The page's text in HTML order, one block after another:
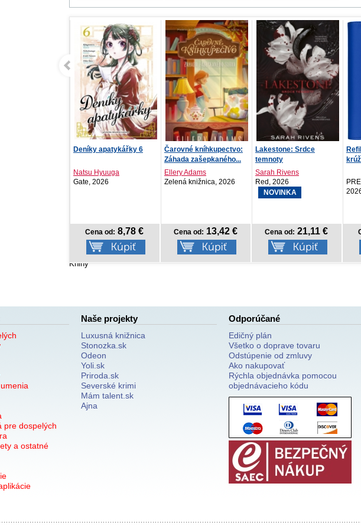
Čarovné kníhkupectvo:
Ellery Adams
Zelená knižnica, 2026
Cena od:13,42 €
Lakestone: Srdce
temnoty
Sarah Rivens
Red, 2026
Cena od: 21,11 €
Refill – Týždenný
krúžkový diár s vymeni...
PRESCOGROUP SK,
2026
Cena od: 8,97 €
Knihy
pre dospelých
a ostatné
Naše projekty
Luxusná knižnica
Stonozka.sk
Odeon
Yoli.sk
Priroda.sk
Severské krimi
Mám talent.sk
Ajna
Odporúčané
Edičný plán
Všetko o doprave tovaru
Odstúpenie od zmluvy
Ako nakupovať
Rýchla objednávka pomocou
objednávacieho kódu